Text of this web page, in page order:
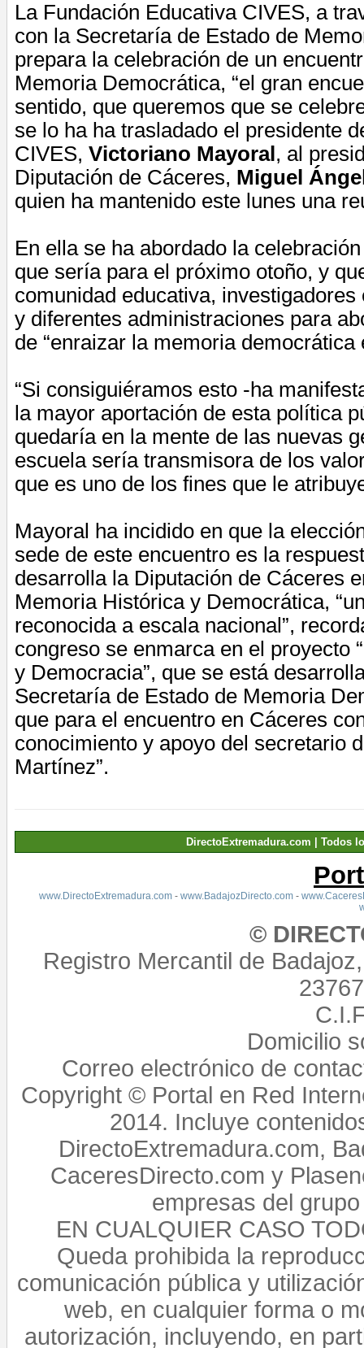
La Fundación Educativa CIVES, a
con la Secretaría de Estado de
prepara la celebración de un
Memoria Democrática, “el gran
sentido, que queremos que se
se lo ha ha trasladado el presidente
CIVES, Victoriano Mayoral , al
Diputación de Cáceres, Miguel
quien ha mantenido este lunes una
En ella se ha abordado la
que sería para el próximo otoño, y
comunidad educativa, investigadores
y diferentes administraciones para
de “enraizar la memoria democrática
“Si consiguiéramos esto -ha
la mayor aportación de esta política
quedaría en la mente de las nuevas
escuela sería transmisora de los
que es uno de los fines que le
Mayoral ha incidido en que la
sede de este encuentro es la
desarrolla la Diputación de Cáceres
Memoria Histórica y Democrática,
reconocida a escala nacional”,
congreso se enmarca en el proyecto
y Democracia”, que se está
Secretaría de Estado de Memoria
que para el encuentro en Cáceres
conocimiento y apoyo del secretario
Martínez”.
DirectoExtremadura.com | Todos
www.DirectoExtremadura.com- www.BadajozDirecto.com-
©
Registro Mercantil de
Domicilio
Correo electrónico de
Copyright © Portal en Red
2014. Incluye
DirectoExtremadura.com,
CaceresDirecto.com y
empresas del
EN CUALQUIER CASO
Queda prohibida la
comunicación pública y
web, en cualquier forma o
autorización, incluyendo, en